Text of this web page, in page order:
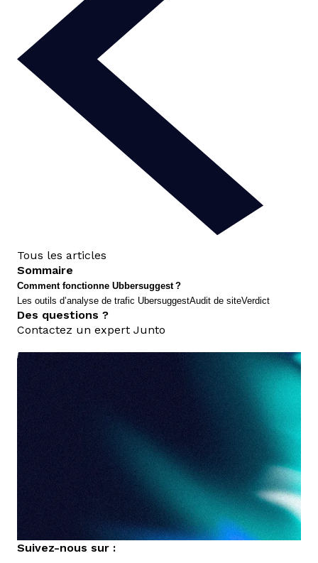
Tous les articles
Sommaire
Comment fonctionne Ubbersuggest ?
Les outils d’analyse de trafic UbersuggestAudit de siteVerdict
Des questions ?
Contactez un expert Junto
Suivez-nous sur :